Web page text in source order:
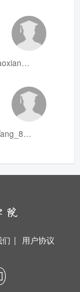
laoxianrou
Yang_811
| 用户协议